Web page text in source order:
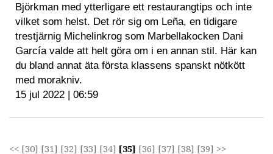
Björkman med ytterligare ett restaurangtips och inte
vilket som helst. Det rör sig om Leña, en tidigare
trestjärnig Michelinkrog som Marbellakocken Dani
García valde att helt göra om i en annan stil. Här kan
du bland annat äta första klassens spanskt nötkött
med morakniv.
15 jul 2022 | 06:59
<< [30] [31] [32] [33] [34] [35] [36] [37] [38] [39] >>